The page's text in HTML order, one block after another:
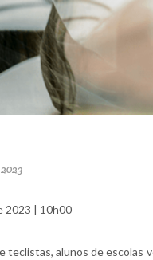
2023 | 10h00
teclistas, alunos de escolas